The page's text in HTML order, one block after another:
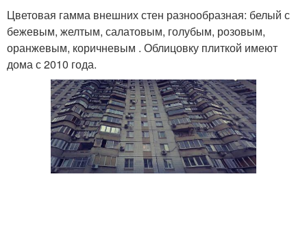
Цветовая гамма внешних стен разнообразная: белый с
бежевым, желтым, салатовым, голубым, розовым,
оранжевым, коричневым . Облицовку плиткой имеют
дома с 2010 года.